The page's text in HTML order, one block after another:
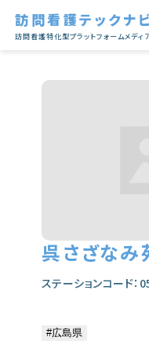
訪問看護テックナ
訪問看護特化型プラットフォームメディ
呉さざな
ステーションコード：